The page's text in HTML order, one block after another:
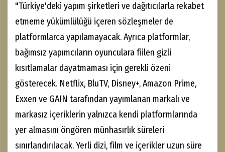
"Türkiye'deki yapım şirketleri ve dağıtıcılarla rekabet
etmeme yükümlülüğü içeren sözleşmeler de
platformlarca yapılamayacak. Ayrıca platformlar,
bağımsız yapımcıların oyunculara fiilen gizli
kısıtlamalar dayatmaması için gerekli özeni
gösterecek. Netflix, BluTV, Disney+, Amazon Prime,
Exxen ve GAIN tarafından yayımlanan markalı ve
markasız içeriklerin yalnızca kendi platformlarında
yer almasını öngören münhasırlık süreleri
sınırlandırılacak. Yerli dizi, film ve içerikler uzun süre